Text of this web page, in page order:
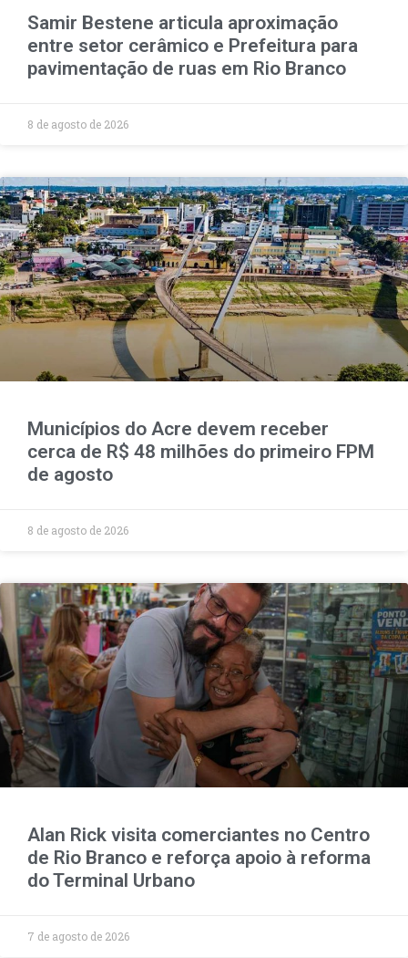
Samir Bestene articula aproximação
entre setor cerâmico e Prefeitura para
pavimentação de ruas em Rio Branco
8 de agosto de 2026
Municípios do Acre devem receber
cerca de R$ 48 milhões do primeiro FPM
de agosto
8 de agosto de 2026
Alan Rick visita comerciantes no Centro
de Rio Branco e reforça apoio à reforma
do Terminal Urbano
7 de agosto de 2026